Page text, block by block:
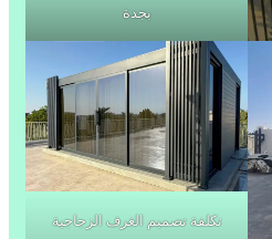
بجدة
تكلفة تصميم الغرف الزجاجية